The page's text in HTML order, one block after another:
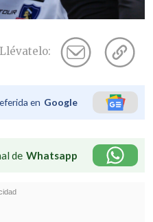
Llévatelo:
en Google
de Whatsapp